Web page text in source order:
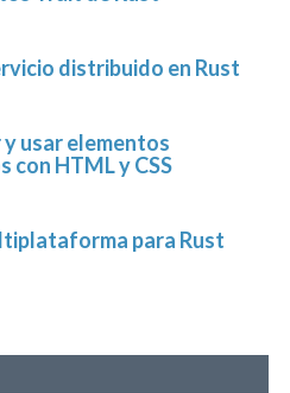
distribuido en Rust
usar elementos
con HTML y CSS
para Rust